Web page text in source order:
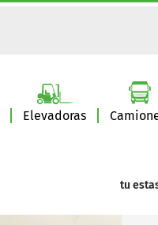
Elevadoras
tu